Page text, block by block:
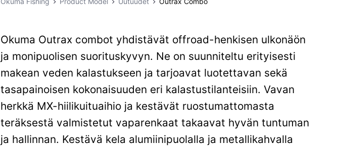
Okuma Outrax combot yhdistävät offroad-henkisen ulkonäön
ja monipuolisen suorituskyvyn. Ne on suunniteltu erityisesti
makean veden kalastukseen ja tarjoavat luotettavan sekä
tasapainoisen kokonaisuuden eri kalastustilanteisiin. Vavan
herkkä MX-hiilikuituaihio ja kestävät ruostumattomasta
teräksestä valmistetut vaparenkaat takaavat hyvän tuntuman
ja hallinnan. Kestävä kela alumiinipuolalla ja metallikahvalla